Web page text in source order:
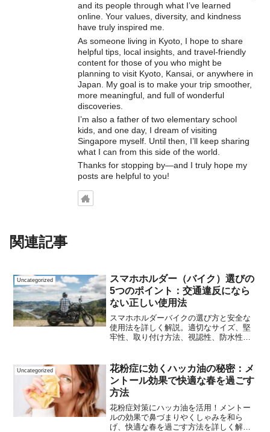
and its people through what I’ve learned
online. Your values, diversity, and kindness
have truly inspired me.
As someone living in Kyoto, I hope to share
helpful tips, local insights, and travel-friendly
content for those of you who might be
planning to visit Kyoto, Kansai, or anywhere in
Japan. My goal is to make your trip smoother,
more meaningful, and full of wonderful
discoveries.
I’m also a father of two elementary school
kids, and one day, I dream of visiting
Singapore myself. Until then, I’ll keep sharing
what I can from this side of the world.
Thanks for stopping by—and I truly hope my
posts are helpful to you!
関連記事
Uncategorized
スマホホルダー（バイク）選びの
5つのポイント：交通違反になら
ない正しい使用法
スマホホルダーバイクの選び方と安全な
使用法を詳しく解説。適切なサイズ、堅
牢性、取り付け方法、視認性、防水性能
ンス方法まで網羅。バイクライダー必見
の安全・快適なスマホ活用ガイド。
Uncategorized
花粉症に効くハッカ油の秘密：メ
ントール効果で快適な春を過ごす
方法
花粉症対策にハッカ油を活用！メントー
ルの効果で鼻づまりやくしゃみを和ら
げ、快適な春を過ごす方法を詳しく解